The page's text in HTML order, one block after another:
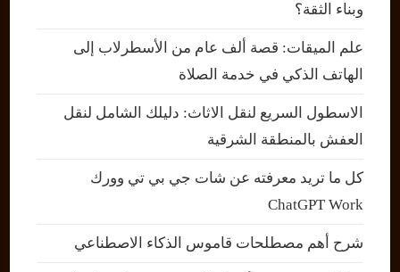
وبناء الثقة؟
علم الميقات: قصة ألف عام من الأسطرلاب إلى
الهاتف الذكي في خدمة الصلاة
الاسطول السريع لنقل الاثاث: دليلك الشامل لنقل
العفش بالمنطقة الشرقية
كل ما تريد معرفته عن شات جي بي تي وورك
ChatGPT Work
شرح أهم مصطلحات قاموس الذكاء الاصطناعي